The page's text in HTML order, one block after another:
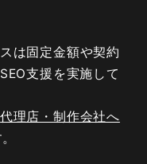
は固定金額や契約
支援を実施して
代理店・制作会社へ